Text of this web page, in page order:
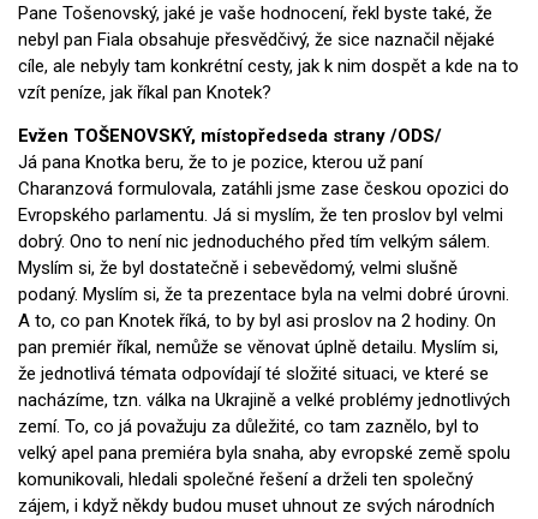
Pane Tošenovský, jaké je vaše hodnocení, řekl byste také, že
nebyl pan Fiala obsahuje přesvědčivý, že sice naznačil nějaké
cíle, ale nebyly tam konkrétní cesty, jak k nim dospět a kde na to
vzít peníze, jak říkal pan Knotek?
Evžen TOŠENOVSKÝ, místopředseda strany /ODS/
Já pana Knotka beru, že to je pozice, kterou už paní
Charanzová formulovala, zatáhli jsme zase českou opozici do
Evropského parlamentu. Já si myslím, že ten proslov byl velmi
dobrý. Ono to není nic jednoduchého před tím velkým sálem.
Myslím si, že byl dostatečně i sebevědomý, velmi slušně
podaný. Myslím si, že ta prezentace byla na velmi dobré úrovni.
A to, co pan Knotek říká, to by byl asi proslov na 2 hodiny. On
pan premiér říkal, nemůže se věnovat úplně detailu. Myslím si,
že jednotlivá témata odpovídají té složité situaci, ve které se
nacházíme, tzn. válka na Ukrajině a velké problémy jednotlivých
zemí. To, co já považuju za důležité, co tam zaznělo, byl to
velký apel pana premiéra byla snaha, aby evropské země spolu
komunikovali, hledali společné řešení a drželi ten společný
zájem, i když někdy budou muset uhnout ze svých národních